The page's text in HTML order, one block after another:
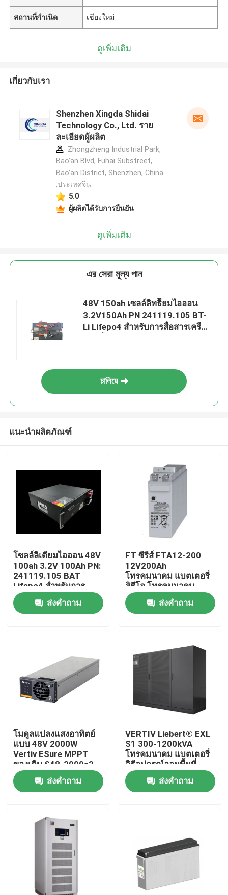
รายชื่อผู้ติดต่อ
ผลิตภัณฑ์
วิดีโอ
ตู้โทรคมนาคมกลางแจ้ง
ตู้อุปกรณ์โทรคมนาคม
ตู้แบตเตอรี่โทรคมนาคม
ตู้ ชั้น เซิร์ฟเวอร์ ของเครือข่าย
ระบบพลังงานสายโทรคมนาคม DC
สถานที่กำเนิด เชียงใหม่
ดูเพิ่มเติม
เกี่ยวกับเรา
Shenzhen Xingda Shidai
Technology Co., Ltd. ราย
ละเอียดผู้ผลิต
Zhongzheng Industrial Park,
Bao’an Blvd, Fuhai Substreet,
Bao’an District, Shenzhen, China
,ประเทศจีน
5.0
ผู้ผลิตได้รับการยืนยัน
ดูเพิ่มเติม
এর সেরা মূল্য পান
48V 150ah เซลล์ลิทธิียมไอออน
3.2V150Ah PN 241119.105 BT-
Li Lifepo4 สําหรับการสื่อสารเครือ
চালিয়ে
แนะนำผลิตภัณฑ์
โซลล์ลิเดียมไอออน 48V
100ah 3.2V 100Ah PN:
241119.105 BAT
Lifepo4 สําหรับการ
สื่อสารทางเครือข่ายที่
รองรับในระยะ paralel
ส่งคำถาม
FT ซีรีส์ FTA12-200
12V200Ah
โทรคมนาคม แบตเตอรี่
ลิธีโอ โทรคมนาคม
แบตเตอรี่
ส่งคำถาม
โมดูลแปลงแสงอาทิตย์
แบบ 48V 2000W
Vertiv ESure MPPT
ของเดิม S48-2000e3
ส่งคำถาม
VERTIV Liebert® EXL
S1 300-1200kVA
โทรคมนาคม แบตเตอรี่
ลิธีอุปกรณ์ออมพื้นที่
ส่งคำถาม